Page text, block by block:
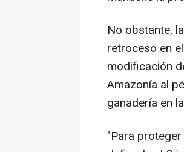
No obstante,
retroceso en
modificación
Amazonía al
ganadería en
"Para